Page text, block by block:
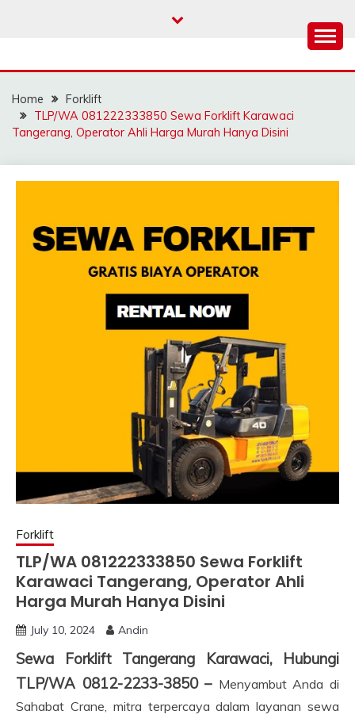
SAHABAT CRANE |
JASA SEWA CRANE |
FORKLIFT | SKYLIFT
Home
Forklift
TLP/WA 081222333850 Sewa Forklift Karawaci
Tangerang, Operator Ahli Harga Murah Hanya Disini
Forklift
TLP/WA 081222333850 Sewa Forklift
Karawaci Tangerang, Operator Ahli
Harga Murah Hanya Disini
July 10, 2024 Andin
Sewa Forklift Tangerang Karawaci, Hubungi
TLP/WA 0812-2233-3850 – Menyambut Anda di
Sahabat Crane, mitra terpercaya dalam layanan sewa